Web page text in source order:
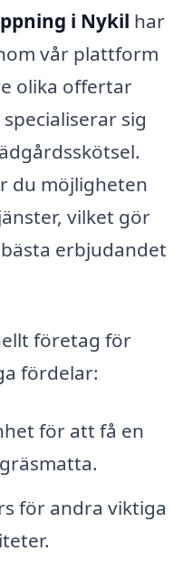
i Nykil har
vår plattform
olika offertar
sig
du möjligheten
vilket gör
erbjudandet
företag för
fördelar:
för att få en
för andra viktiga